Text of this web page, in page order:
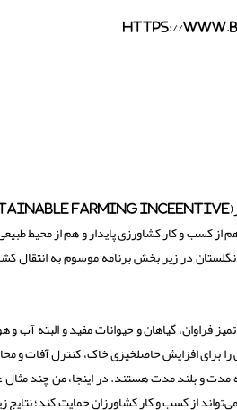
https://
هم از کسب و کار کشاورزی پایدار و هم از محیط
در زیر بخش برنامه موسوم به انتقال
فراوان، گیاهان و حیوانات مفید و البته آب
برای افزایش حاصلخیزی خاک، کنترل آفات و
مدت و بلند مدت هستند. در اینجا، من چند
از کسب‌ و کار کشاورزان حمایت کند؛